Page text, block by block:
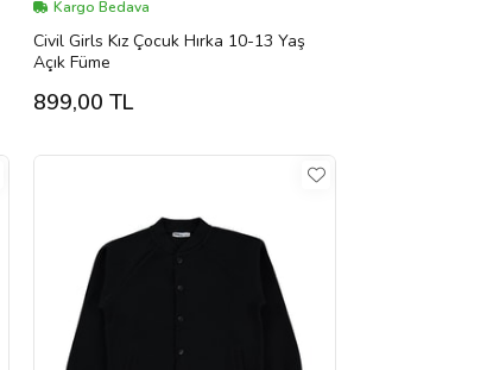
Kargo Bedava
Civil Girls Kız Çocuk Hırka 10-13 Yaş
Açık Füme
899,00 TL